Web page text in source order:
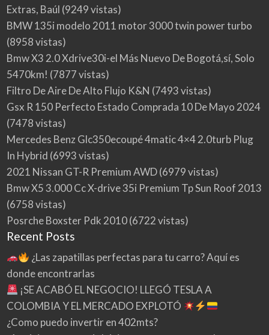
Extras, Baúl (9249 vistas)
BMW 135i modelo 2011 motor 3000 twin power turbo
(8958 vistas)
Bmw X3 2.0 Xdrive30i-el Más Nuevo De Bogotá,sí, Solo
5470km! (7877 vistas)
Filtro De Aire De Alto Flujo K&N (7493 vistas)
Gsx R 150 Perfecto Estado Comprada 10 De Mayo 2024
(7478 vistas)
Mercedes Benz Glc350ecoupé 4matic 4×4 2.0turb Plug
In Hybrid (6993 vistas)
2021 Nissan GT-R Premium AWD(6979 vistas)
Bmw X5 3.000 Cc X-drive 35i Premium Tp Sun Roof 2013
(6758 vistas)
Posrche Boxster Pdk 2010(6722 vistas)
Recent Posts
¿Las zapatillas perfectas para tu carro? Aquí es
donde encontrarlas
¡SE ACABÓ EL NEGOCIO! LLEGÓ TESLA A
COLOMBIA Y EL MERCADO EXPLOTÓ
¿Como puedo invertir en 402mts?